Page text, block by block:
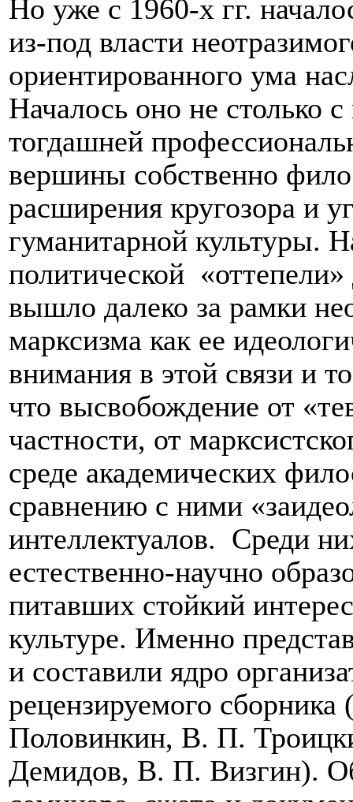
Но уже с 1960-х гг.
из-под власти
ориентированного ума
Началось оно не столько
тогдашней
вершины собственно
расширения кругозора и
гуманитарной культуры.
политической
вышло далеко за рамки
марксизма как ее
внимания в этой связи и
что высвобождение от
частности, от
среде академических
сравнению с ними
интеллектуалов. Среди
естественно-научно
питавших стойкий
культуре. Именно
и составили ядро
рецензируемого
Половинкин, В. П.
Демидов, В. П. Визгин).